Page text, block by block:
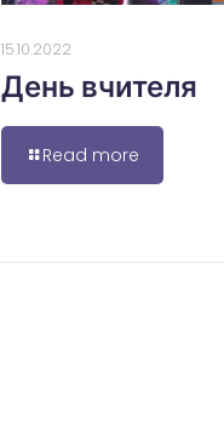
15.10.2022
День вчителя
Read more